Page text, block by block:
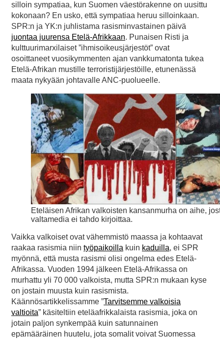
silloin sympatiaa, kun Suomen väestörakenne on uusittu
kokonaan? En usko, että sympatiaa heruu silloinkaan.
SPR:n ja YK:n juhlistama rasisminvastainen päivä
juontaa juurensa Etelä-Afrikkaan. Punaisen Risti ja
kulttuurimarxilaiset ”ihmisoikeusjärjestöt” ovat
osoittaneet vuosikymmenten ajan vankkumatonta tukea
Etelä-Afrikan mustille terroristijärjestöille, etunenässä
maata nykyään johtavalle ANC-puolueelle.
Eteläisen Afrikan valkoisten kansanmurha on aihe,
valtamedia ei tahdo kirjoittaa.
Vaikka valkoiset ovat vähemmistö maassa ja kohtaavat
raakaa rasismia niin työpaikoilla kuin kaduilla, ei SPR
myönnä, että musta rasismi olisi ongelma edes Etelä-
Afrikassa. Vuoden 1994 jälkeen Etelä-Afrikassa on
murhattu yli 70 000 valkoista, mutta SPR:n mukaan kyse
on jostain muusta kuin rasismista.
Käännösartikkelissamme ”Tarvitsemme valkoisia
valtioita” käsiteltiin eteläafrikkalaista rasismia, joka on
jotain paljon synkempää kuin satunnainen
epämääräinen huutelu, jota somalit voivat Suomessa